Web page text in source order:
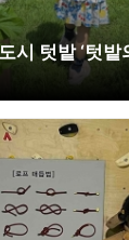
시 텃밭 ‘텃밭